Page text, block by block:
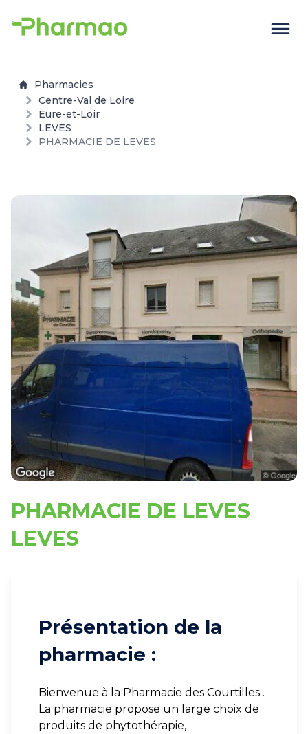
Pharmacies
Centre-Val de Loire
Eure-et-Loir
LEVES
PHARMACIE DE LEVES
PHARMACIE DE LEVES
LEVES
Présentation de la
pharmacie :
Bienvenue à la Pharmacie des Courtilles .
La pharmacie propose un large choix de
produits de phytothérapie,